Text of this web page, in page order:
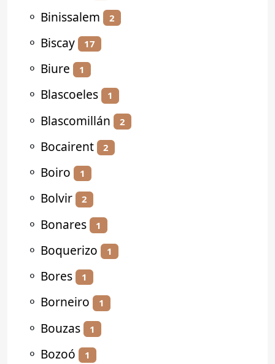
⚬ Binissalem 2
⚬ Biscay 17
⚬ Biure 1
⚬ Blascoeles 1
⚬ Blascomillán 2
⚬ Bocairent 2
⚬ Boiro 1
⚬ Bolvir 2
⚬ Bonares 1
⚬ Boquerizo 1
⚬ Bores 1
⚬ Borneiro 1
⚬ Bouzas 1
⚬ Bozoó 1